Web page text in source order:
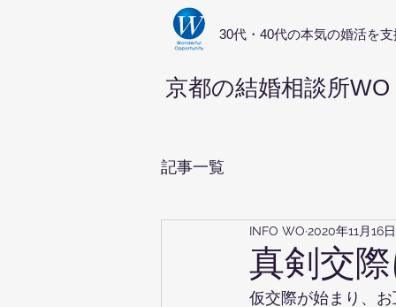
​30代・40代の本気の婚活を支
京都の結婚相談所WO
記事一覧
真剣交
INFO WO 2020年11月16日
仮交際が始まり、